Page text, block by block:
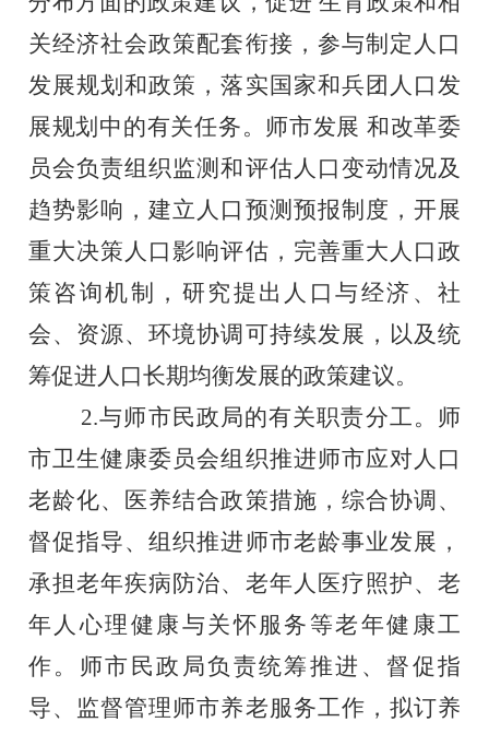
关经济社会政策配套衔接，参与制定人口
发展规划和政策，落实国家和兵团人口发
展规划中的有关任务。师市发展 和改革委
员会负责组织监测和评估人口变动情况及
趋势影响，建立人口预测预报制度，开展
重大决策人口影响评估，完善重大人口政
策咨询机制，研究提出人口与经济、社
会、资源、环境协调可持续发展，以及统
筹促进人口长期均衡发展的政策建议。
2.与师市民政局的有关职责分工。师
市卫生健康委员会组织推进师市应对人口
老龄化、医养结合政策措施，综合协调、
督促指导、组织推进师市老龄事业发展，
承担老年疾病防治、老年人医疗照护、老
年人心理健康与关怀服务等老年健康工
作。师市民政局负责统筹推进、督促指
导、监督管理师市养老服务工作，拟订养